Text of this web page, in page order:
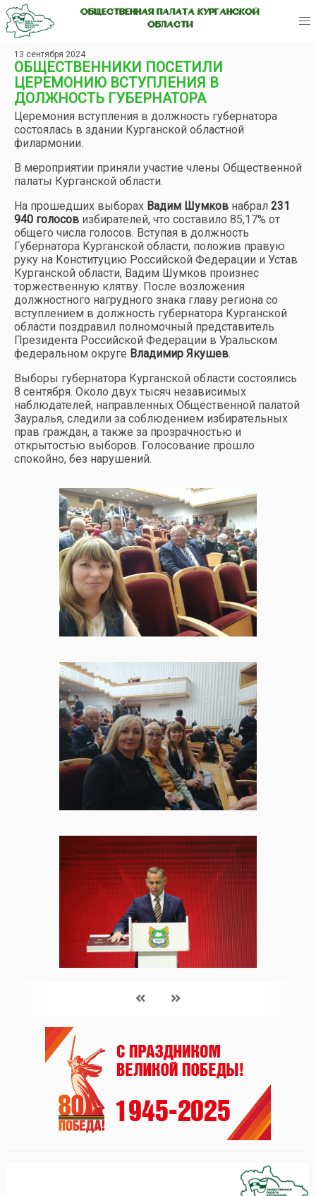
ОБЩЕСТВЕННАЯ ПАЛАТА КУРГАНСКОЙ
ОБЛАСТИ
13 сентября 2024
ОБЩЕСТВЕННИКИ ПОСЕТИЛИ
ЦЕРЕМОНИЮ ВСТУПЛЕНИЯ В
ДОЛЖНОСТЬ ГУБЕРНАТОРА
Церемония вступления в должность губернатора
состоялась в здании Курганской областной
филармонии.
В мероприятии приняли участие члены Общественной
палаты Курганской области.
На прошедших выборах Вадим Шумков набрал 231
940 голосов избирателей, что составило 85,17% от
общего числа голосов. Вступая в должность
Губернатора Курганской области, положив правую
руку на Конституцию Российской Федерации и Устав
Курганской области, Вадим Шумков произнес
торжественную клятву. После возложения
должностного нагрудного знака главу региона со
вступлением в должность губернатора Курганской
области поздравил полномочный представитель
Президента Российской Федерации в Уральском
федеральном округе Владимир Якушев.
Выборы губернатора Курганской области состоялись
8 сентября. Около двух тысяч независимых
наблюдателей, направленных Общественной палатой
Зауралья, следили за соблюдением избирательных
прав граждан, а также за прозрачностью и
открытостью выборов. Голосование прошло
спокойно, без нарушений.